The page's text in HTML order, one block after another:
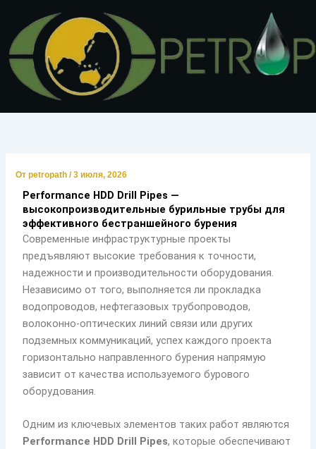
содержимому
Отpetropath/3 июля, 2026
Performance HDD Drill Pipes —
высокопроизводительные бурильные трубы для
эффективного бестраншейного бурения
Современные инфраструктурные проекты
предъявляют высокие требования к точности,
надежности и производительности оборудования.
Независимо от того, выполняется ли прокладка
водопроводов, нефтегазовых трубопроводов,
волоконно-оптических линий связи или других
подземных коммуникаций, успех каждого проекта
горизонтально направленного бурения напрямую
зависит от качества используемого бурового
оборудования.
Одним из ключевых элементов таких работ являются
Performance HDD Drill Pipes, которые обеспечивают